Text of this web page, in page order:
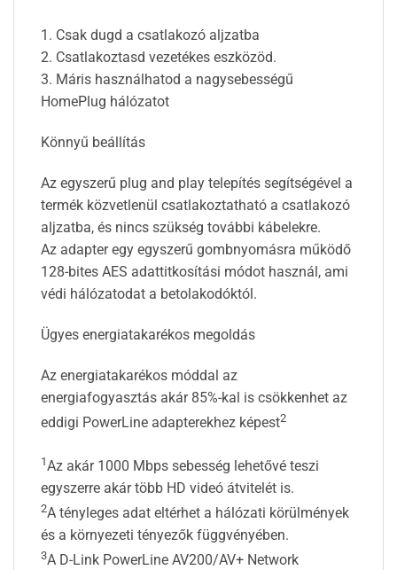
1. Csak dugd a csatlakozó aljzatba
2. Csatlakoztasd vezetékes eszközöd.
3. Máris használhatod a nagysebességű
HomePlug hálózatot
Könnyű beállítás
Az egyszerű plug and play telepítés segítségével a
termék közvetlenül csatlakoztatható a csatlakozó
aljzatba, és nincs szükség további kábelekre.
Az adapter egy egyszerű gombnyomásra működő
128-bites AES adattitkosítási módot használ, ami
védi hálózatodat a betolakodóktól.
Ügyes energiatakarékos megoldás
Az energiatakarékos móddal az
energiafogyasztás akár 85%-kal is csökkenhet az
eddigi PowerLine adapterekhez képest2
1Az akár 1000 Mbps sebesség lehetővé teszi
egyszerre akár több HD videó átvitelét is.
2A tényleges adat eltérhet a hálózati körülmények
és a környezeti tényezők függvényében.
3A D-Link PowerLine AV200/AV+ Network